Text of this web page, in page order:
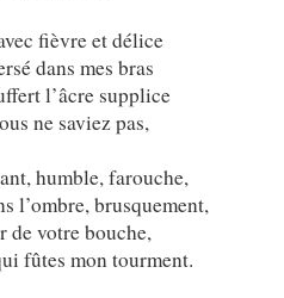
fièvre et délice
dans mes bras
l’âcre supplice
ne saviez pas,
humble, farouche,
l’ombre, brusquement,
votre bouche,
fûtes mon tourment.